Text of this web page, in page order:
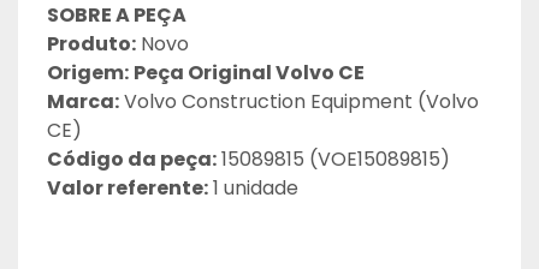
SOBRE A PEÇA
Produto: Novo
Origem: Peça Original Volvo CE
Marca: Volvo Construction Equipment (Volvo
CE)
Código da peça: 15089815 (VOE15089815)
Valor referente: 1 unidade